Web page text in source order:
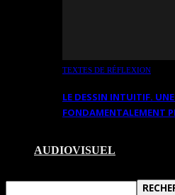
TEXTES DE RÉFLEXION
LE DESSIN INTUITIF.
FONDAMENTALEMENT
AUDIOVISUEL